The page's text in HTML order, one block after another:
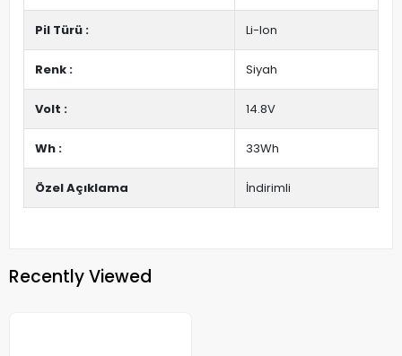
Pil Türü : Li-Ion
Renk : Siyah
Volt : 14.8V
Wh : 33Wh
Özel Açıklama İndirimli
Recently Viewed